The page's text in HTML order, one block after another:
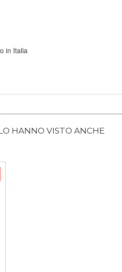
in Italia
HANNO VISTO ANCHE